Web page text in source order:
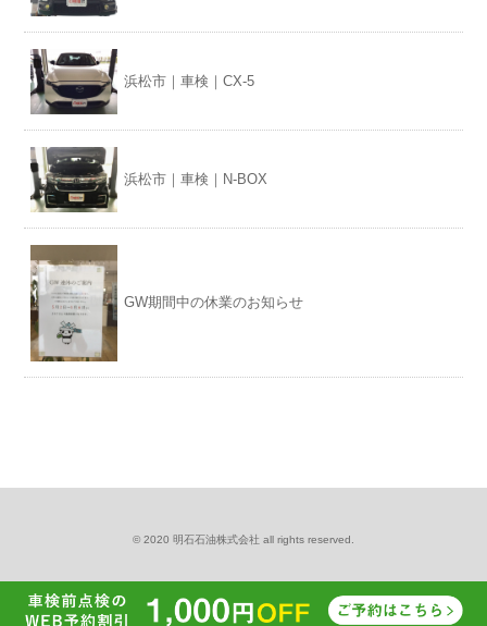
浜松市｜車検｜CX-5
浜松市｜車検｜N-BOX
GW期間中の休業のお知らせ
© 2020 明石石油株式会社 all rights reserved.